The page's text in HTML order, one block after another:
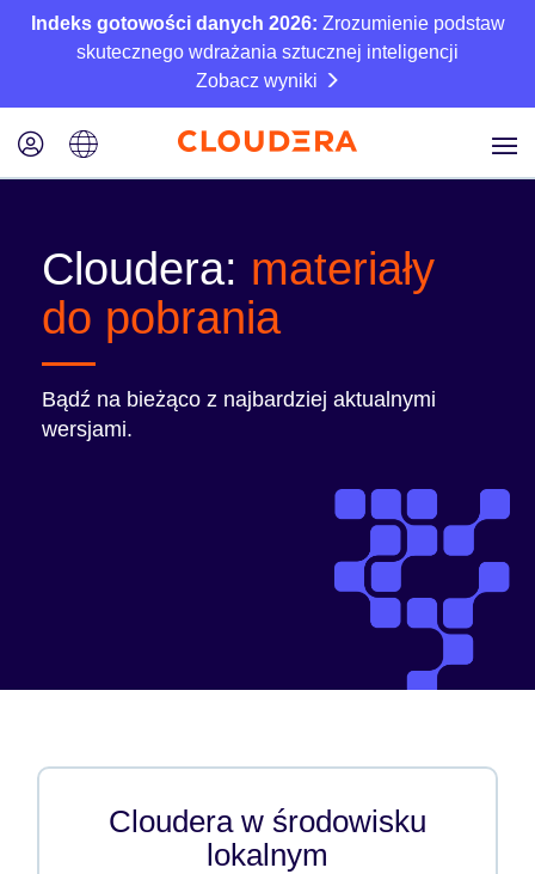
Indeks gotowości danych 2026: Zrozumienie podstaw
skutecznego wdrażania sztucznej inteligencji
Zobacz wyniki
Cloudera: materiały
do pobrania
Bądź na bieżąco z najbardziej aktualnymi
wersjami.
Cloudera w środowisku
lokalnym